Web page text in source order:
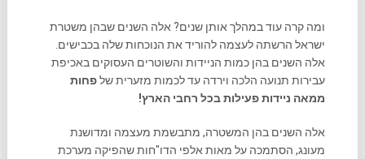
ומה קרה עוד במהלך אותן שנים? אלה השנים שבהן משטרת
ישראל הרשתה לעצמה להוריד את הנוכחות שלה בכבישים.
אלה השנים בהן כמות הניידות והשוטרים העסוקים באכיפת
עבירות תנועה הלכה וירדה עד לכמות מזערית שלפחות
ממאה ניידות פעילות בכל רחבי הארץ!
אלה השנים בהן המשטרה, מתבשמת מעצמה ומדושנת
מעונג, הסתמכה על מאות אלפי הדו"חות שהפיקה מערכת